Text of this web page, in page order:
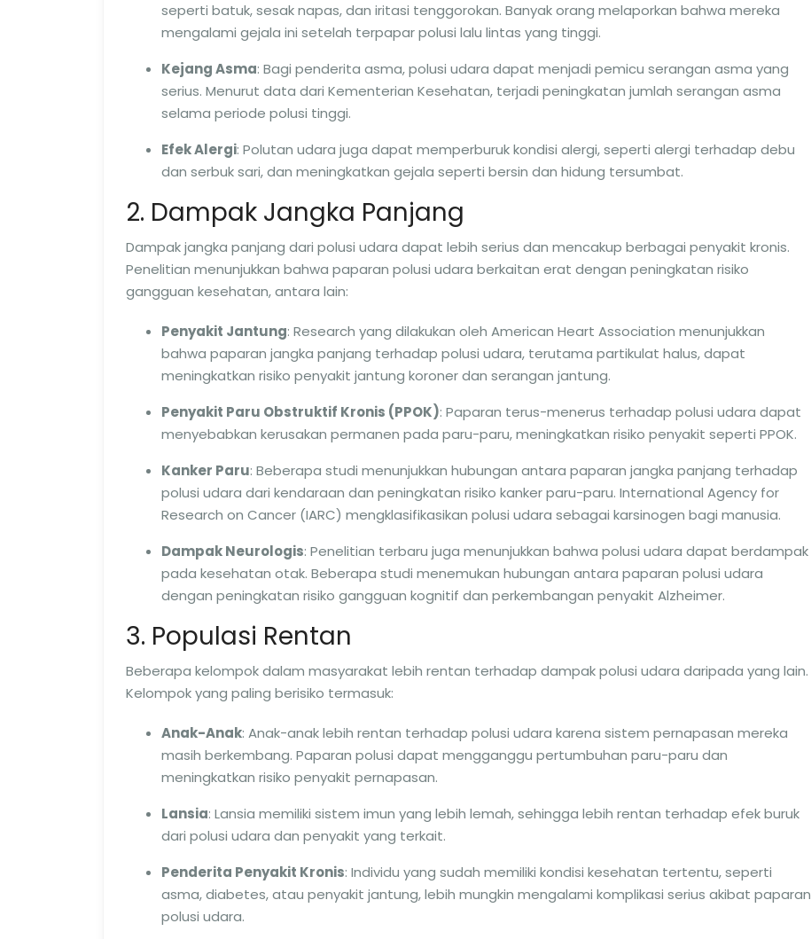
seperti batuk, sesak napas, dan iritasi tenggorokan. Banyak orang melaporkan bahwa mereka
mengalami gejala ini setelah terpapar polusi lalu lintas yang tinggi.
Kejang Asma: Bagi penderita asma, polusi udara dapat menjadi pemicu serangan asma yang
serius. Menurut data dari Kementerian Kesehatan, terjadi peningkatan jumlah serangan asma
selama periode polusi tinggi.
Efek Alergi: Polutan udara juga dapat memperburuk kondisi alergi, seperti alergi terhadap debu
dan serbuk sari, dan meningkatkan gejala seperti bersin dan hidung tersumbat.
2. Dampak Jangka Panjang
Dampak jangka panjang dari polusi udara dapat lebih serius dan mencakup berbagai penyakit kronis.
Penelitian menunjukkan bahwa paparan polusi udara berkaitan erat dengan peningkatan risiko
gangguan kesehatan, antara lain:
Penyakit Jantung: Research yang dilakukan oleh American Heart Association menunjukkan
bahwa paparan jangka panjang terhadap polusi udara, terutama partikulat halus, dapat
meningkatkan risiko penyakit jantung koroner dan serangan jantung.
Penyakit Paru Obstruktif Kronis (PPOK): Paparan terus-menerus terhadap polusi udara dapat
menyebabkan kerusakan permanen pada paru-paru, meningkatkan risiko penyakit seperti PPOK.
Kanker Paru: Beberapa studi menunjukkan hubungan antara paparan jangka panjang terhadap
polusi udara dari kendaraan dan peningkatan risiko kanker paru-paru. International Agency for
Research on Cancer (IARC) mengklasifikasikan polusi udara sebagai karsinogen bagi manusia.
Dampak Neurologis: Penelitian terbaru juga menunjukkan bahwa polusi udara dapat berdampak
pada kesehatan otak. Beberapa studi menemukan hubungan antara paparan polusi udara
dengan peningkatan risiko gangguan kognitif dan perkembangan penyakit Alzheimer.
3. Populasi Rentan
Beberapa kelompok dalam masyarakat lebih rentan terhadap dampak polusi udara daripada yang lain.
Kelompok yang paling berisiko termasuk:
Anak-Anak: Anak-anak lebih rentan terhadap polusi udara karena sistem pernapasan mereka
masih berkembang. Paparan polusi dapat mengganggu pertumbuhan paru-paru dan
meningkatkan risiko penyakit pernapasan.
Lansia: Lansia memiliki sistem imun yang lebih lemah, sehingga lebih rentan terhadap efek buruk
dari polusi udara dan penyakit yang terkait.
Penderita Penyakit Kronis: Individu yang sudah memiliki kondisi kesehatan tertentu, seperti
asma, diabetes, atau penyakit jantung, lebih mungkin mengalami komplikasi serius akibat paparan
polusi udara.